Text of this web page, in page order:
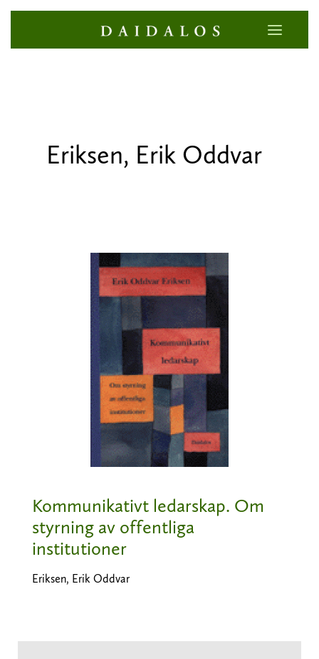
Eriksen, Erik Oddvar
Kommunikativt ledarskap. Om
styrning av offentliga
institutioner
Eriksen, Erik Oddvar